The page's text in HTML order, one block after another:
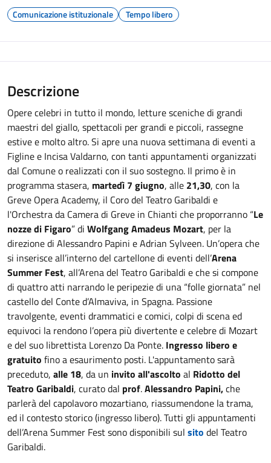
Comunicazione istituzionale Tempo libero
Descrizione
Opere celebri in tutto il mondo, letture sceniche di grandi
maestri del giallo, spettacoli per grandi e piccoli, rassegne
estive e molto altro. Si apre una nuova settimana di eventi a
Figline e Incisa Valdarno, con tanti appuntamenti organizzati
dal Comune o realizzati con il suo sostegno. Il primo è in
programma stasera, martedì 7 giugno, alle 21,30, con la
Greve Opera Academy, il Coro del Teatro Garibaldi e
l'Orchestra da Camera di Greve in Chianti che proporranno “Le
nozze di Figaro” di Wolfgang Amadeus Mozart, per la
direzione di Alessandro Papini e Adrian Sylveen. Un’opera che
si inserisce all’interno del cartellone di eventi dell’Arena
Summer Fest, all’Arena del Teatro Garibaldi e che si compone
di quattro atti narrando le peripezie di una “folle giornata” nel
castello del Conte d’Almaviva, in Spagna. Passione
travolgente, eventi drammatici e comici, colpi di scena ed
equivoci la rendono l’opera più divertente e celebre di Mozart
e del suo librettista Lorenzo Da Ponte. Ingresso libero e
gratuito fino a esaurimento posti. L'appuntamento sarà
preceduto, alle 18, da un invito all'ascolto al Ridotto del
Teatro Garibaldi, curato dal prof.Alessandro Papini,che
parlerà del capolavoro mozartiano, riassumendone la trama,
ed il contesto storico (ingresso libero). Tutti gli appuntamenti
dell’Arena Summer Fest sono disponibili sul sito del Teatro
Garibaldi.